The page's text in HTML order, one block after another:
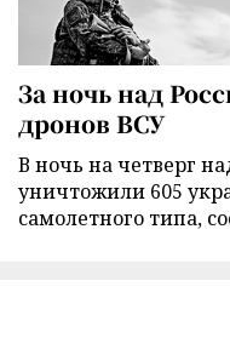
За ночь над
дронов ВСУ
В ночь на четверг
уничтожили 605
самолетного типа,